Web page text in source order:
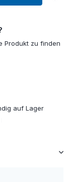
Produkt zu finden
auf Lager